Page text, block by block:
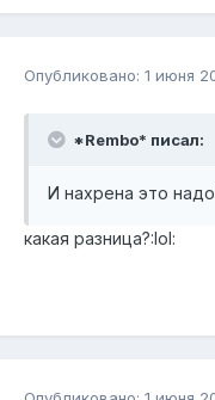
Опубликовано: 1 июня
*Rembo* писал:
И нахрена это
какая разница?:lol: